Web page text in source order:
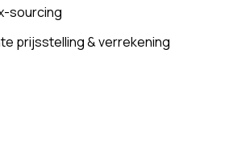
sourcing
prijsstelling & verrekening